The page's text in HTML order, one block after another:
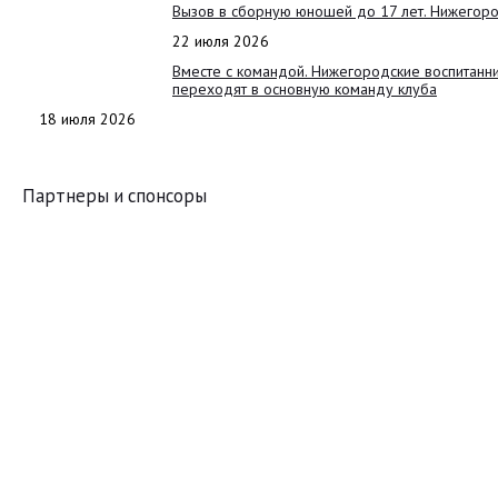
Вызов в сборную юношей до 17 лет.
22 июля 2026
Вместе с командой. Нижегородские
переходят в основную команду клуба
18 июля 2026
Партнеры и спонсоры